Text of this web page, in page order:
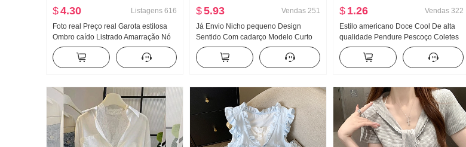
$4.30 Listagens 616
Foto real Preço real Garota estilosa
Ombro caído Listrado Amarração Nó
Sem mangas Colete feminino
Ajustado Efeito emagrecedor Modelo
Curto Camiseta Top
$5.93 Vendas 251
Já Envio Nicho pequeno Design
Sentido Com cadarço Modelo Curto
Regata Colete Cintura alta Fluida
Sentido Largura Pernas Calça casual
Conjunto
$ 1.26 Vendas 322
Estilo americano Doce Cool De alta
qualidade Pendure Pescoço Coletes
feminino Verão Uso externo Dentro
Pegue Camiseta de base Garota
estilosa Malha Tomara que caia Top